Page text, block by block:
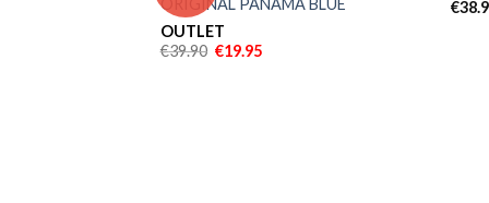
ORIGINAL PANAMA BLUE
OUTLET
€39.90 €19.95
€